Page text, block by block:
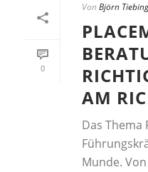
0
Von Björn Tiebing
AM
Das Thema
Munde.